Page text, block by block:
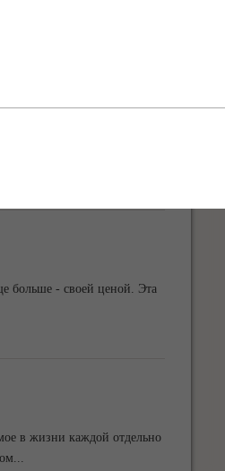
1)Каникулы Бонифация
свою
больше - своей ценой. Эта
в жизни каждой отдельно
...